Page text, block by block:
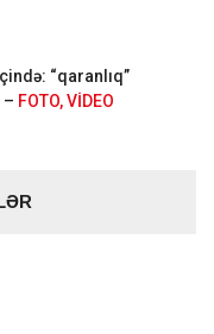
“qaranlıq”
– FOTO, VİDEO